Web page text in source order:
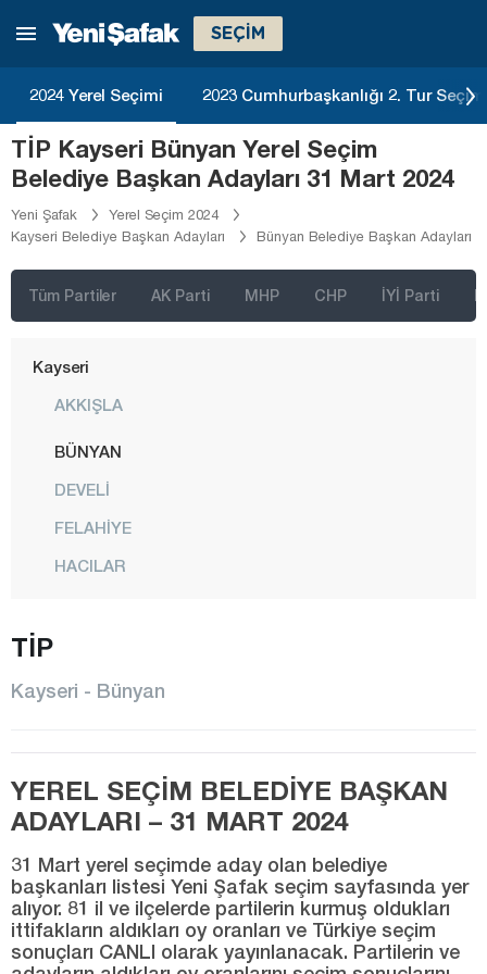
SEÇİM
2024 Yerel Seçimi 2023 Cumhurbaşkanlığı 2. Tur
TİP Kayseri Bünyan Yerel Seçim
Belediye Başkan Adayları 31 Mart 2024
Yeni Şafak
Yerel Seçim 2024
Kayseri Belediye Başkan Adayları
Bünyan Belediye Başkan Adayları
Tüm Partiler AK Parti MHP CHP İYİ Parti
Iğdır
Kahramanmaraş
Karabük
Karaman
Kastamonu
Kayseri
AKKIŞLA
BÜNYAN
DEVELİ
FELAHİYE
HACILAR
MELİKGAZİ
PINARBAŞI
SARIOĞLAN
SARIZ
TALAS
TOMARZA
YAHYALI
TİP
Kayseri - Bünyan
YEREL SEÇİM BELEDİYE BAŞKAN
ADAYLARI – 31 MART 2024
31 Mart yerel seçimde aday olan belediye
başkanları listesi Yeni Şafak seçim sayfasında yer
alıyor. 81 il ve ilçelerde partilerin kurmuş oldukları
ittifakların aldıkları oy oranları ve Türkiye seçim
sonuçları CANLI olarak yayınlanacak. Partilerin ve